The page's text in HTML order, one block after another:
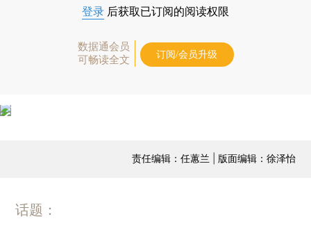
登录 后获取已订阅的阅读权限
数据通会员
可畅读全文
订阅/会员升级
责任编辑：任蕙兰 | 版面编辑：徐泽怡
话题：